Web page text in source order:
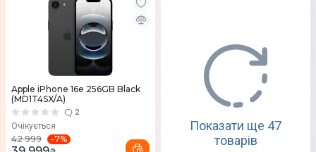
Apple iPhone 16e 256GB Black
(MD1T4SX/A)
2
Очікується
42 999 -7%
Показати ще 47
товарів